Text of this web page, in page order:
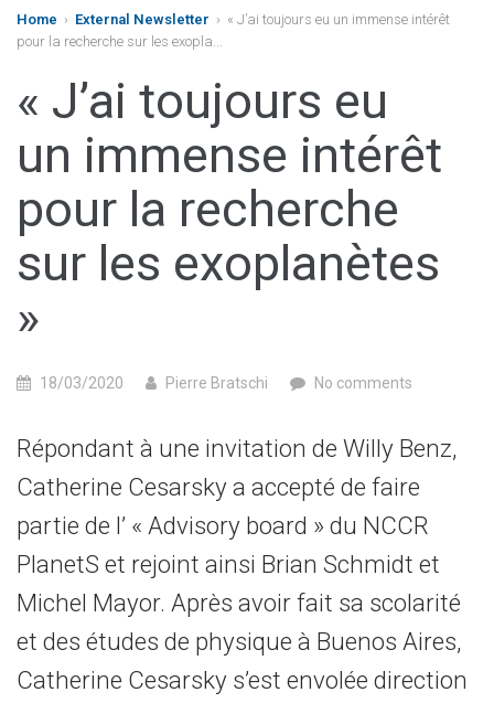
Home › External Newsletter › « J’ai toujours eu un immense intérêt
pour la recherche sur les exopla...
« J’ai toujours eu
un immense intérêt
pour la recherche
sur les exoplanètes
»
18/03/2020 Pierre Bratschi No comments
Répondant à une invitation de Willy Benz,
Catherine Cesarsky a accepté de faire
partie de l’ « Advisory board » du NCCR
PlanetS et rejoint ainsi Brian Schmidt et
Michel Mayor. Après avoir fait sa scolarité
et des études de physique à Buenos Aires,
Catherine Cesarsky s’est envolée direction